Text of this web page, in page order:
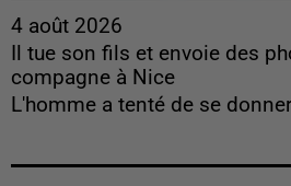
4 août 2026
Il tue son fils et envoie des
compagne à Nice
L'homme a tenté de se